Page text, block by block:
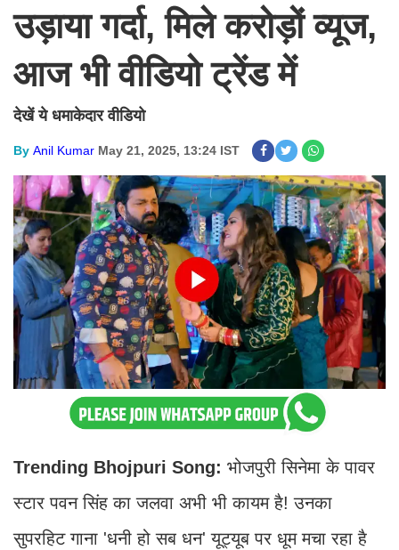
उड़ाया गर्दा, मिले करोड़ों व्यूज,
आज भी वीडियो ट्रेंड में
देखें ये धमाकेदार वीडियो
By Anil Kumar May 21, 2025, 13:24 IST
Trending Bhojpuri Song: भोजपुरी सिनेमा के पावर
स्टार पवन सिंह का जलवा अभी भी कायम है! उनका
सुपरहिट गाना 'धनी हो सब धन' यूट्यूब पर धूम मचा रहा है